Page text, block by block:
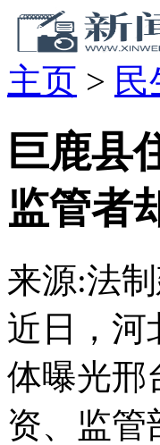
主页 > 民
巨鹿县
监管者
来源:法
近日，河
体曝光邢
资、监管